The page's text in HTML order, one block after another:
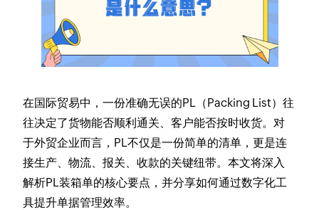
在国际贸易中，一份准确无误的PL（Packing List）往
往决定了货物能否顺利通关、客户能否按时收货。对
于外贸企业而言，PL不仅是一份简单的清单，更是连
接生产、物流、报关、收款的关键纽带。本文将深入
解析PL装箱单的核心要点，并分享如何通过数字化工
具提升单据管理效率。